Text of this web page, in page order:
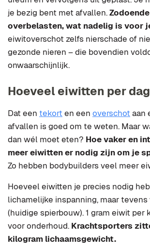
je bezig bent met afvallen.
overbelasten, wat nadelig is voor
eiwitoverschot zelfs nierschade of
gezonde nieren – die bovendien
onwaarschijnlijk.
Hoeveel eiwitten per
Dat een tekort en een overschot aan
afvallen is goed om te weten. Maar
dan wél moet eten? Hoe vaker en
meer eiwitten er nodig zijn om je
Zo hebben bodybuilders veel meer
Hoeveel eiwitten je precies nodig
lichamelijke inspanning, maar
(huidige spierbouw). 1 gram eiwit
voor onderhoud. Krachtsporters
kilogram lichaamsgewicht.